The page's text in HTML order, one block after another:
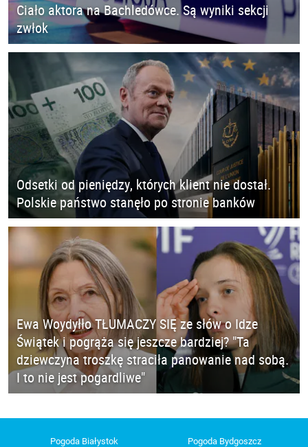
Ciało aktora na Bachledówce. Są wyniki sekcji
zwłok
Odsetki od pieniędzy, których klient nie dostał.
Polskie państwo stanęło po stronie banków
Ewa Woydyłło TŁUMACZY SIĘ ze słów o Idze
Świątek i pogrąża się jeszcze bardziej? "Ta
dziewczyna troszkę straciła panowanie nad sobą.
I to nie jest pogardliwe"
Pogoda Białystok Pogoda Bydgoszcz